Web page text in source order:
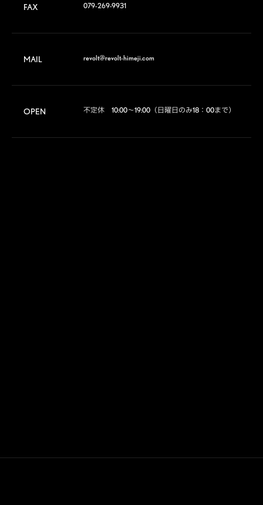
FAX 079-269-9931
MAIL revolt@revolt-himeji.com
OPEN 不定休　10:00～19:00（日曜日のみ18：00まで）